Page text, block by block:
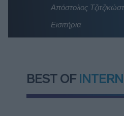
Απόστολος
Εισιτήρια
BEST OF